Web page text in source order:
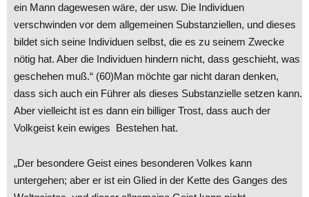
ein Mann dagewesen wäre, der usw. Die Individuen
verschwinden vor dem allgemeinen Substanziellen, und dieses
bildet sich seine Individuen selbst, die es zu seinem Zwecke
nötig hat. Aber die Individuen hindern nicht, dass geschieht, was
geschehen muß.“ (60)Man möchte gar nicht daran denken,
dass sich auch ein Führer als dieses Substanzielle setzen kann.
Aber vielleicht ist es dann ein billiger Trost, dass auch der
Volkgeist kein ewiges Bestehen hat.
„Der besondere Geist eines besonderen Volkes kann
untergehen; aber er ist ein Glied in der Kette des Ganges des